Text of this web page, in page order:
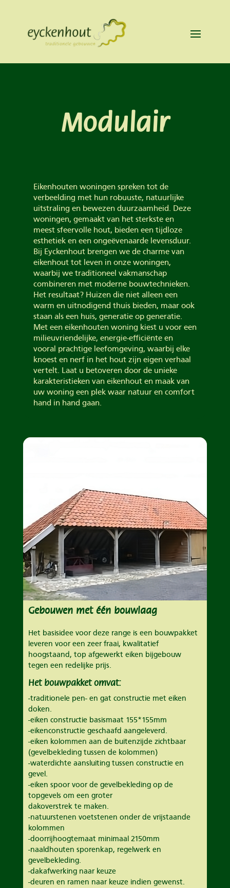
Modulair
Eikenhouten woningen spreken tot de
verbeelding met hun robuuste, natuurlijke
uitstraling en bewezen duurzaamheid. Deze
woningen, gemaakt van het sterkste en
meest sfeervolle hout, bieden een tijdloze
esthetiek en een ongeëvenaarde levensduur.
Bij Eyckenhout brengen we de charme van
eikenhout tot leven in onze woningen,
waarbij we traditioneel vakmanschap
combineren met moderne bouwtechnieken.
Het resultaat? Huizen die niet alleen een
warm en uitnodigend thuis bieden, maar ook
staan als een huis, generatie op generatie.
Met een eikenhouten woning kiest u voor een
milieuvriendelijke, energie-efficiënte en
vooral prachtige leefomgeving, waarbij elke
knoest en nerf in het hout zijn eigen verhaal
vertelt. Laat u betoveren door de unieke
karakteristieken van eikenhout en maak van
uw woning een plek waar natuur en comfort
hand in hand gaan.
Gebouwen met één bouwlaag
Het basisidee voor deze range is een bouwpakket
leveren voor een zeer fraai, kwalitatief
hoogstaand, top afgewerkt eiken bijgebouw
tegen een redelijke prijs.
Het bouwpakket omvat:
-traditionele pen- en gat constructie met eiken
doken.
-eiken constructie basismaat 155*155mm
-eikenconstructie geschaafd aangeleverd.
-eiken kolommen aan de buitenzijde zichtbaar
(gevelbekleding tussen de kolommen)
-waterdichte aansluiting tussen constructie en
gevel.
-eiken spoor voor de gevelbekleding op de
topgevels om een groter
dakoverstrek te maken.
-natuurstenen voetstenen onder de vrijstaande
kolommen
-doorrijhoogtemaat minimaal 2150mm
-naaldhouten sporenkap, regelwerk en
gevelbekleding.
-dakafwerking naar keuze
-deuren en ramen naar keuze indien gewenst.